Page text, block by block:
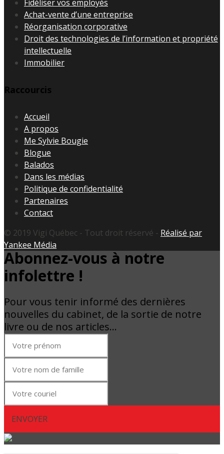
Fidéliser vos employés
Achat-vente d’une entreprise
Réorganisation corporative
Droit des technologies de l’information et propriété
intellectuelle
Immobilier
Raccourcis
Accueil
A propos
Me Sylvie Bougie
Blogue
Balados
Dans les médias
Politique de confidentialité
Partenaires
Contact
© 2019 Vigi Québec - Tout droit réservé - Réalisé par
Yankee Média
Abonnez-vous à notre
infolettre !
Pour vous tenir informé des dernières
nouvelles du cabinet, de la sortie de notre
livre ou de nos articles…
ENVOYER